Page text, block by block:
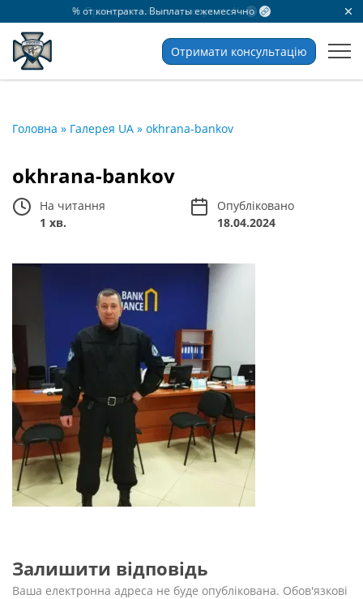
Приведите клиента, получите %
% от контракта. Выплаты ежемесячно
Отримати консультацію
Головна » Галерея UA » okhrana-bankov
okhrana-bankov
На читання
1 хв.
Опубліковано
18.04.2024
Залишити відповідь
Ваша електронна адреса не буде опублікована. Обов'язкові